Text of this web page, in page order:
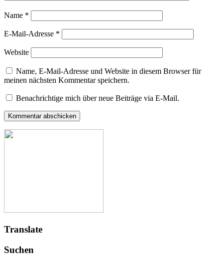
Name *
E-Mail-Adresse *
Website
Name, E-Mail-Adresse und Website in diesem Browser für
meinen nächsten Kommentar speichern.
Benachrichtige mich über neue Beiträge via E-Mail.
Translate
Suchen